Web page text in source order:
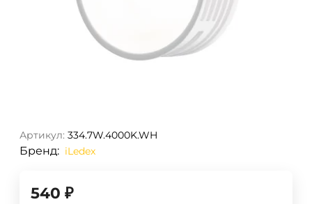
Артикул: 334.7W.4000K.WH
Бренд: iLedex
540 ₽